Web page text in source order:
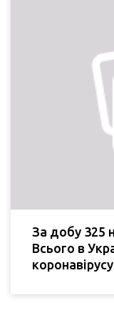
За добу 325
Всього в
коронавірусу